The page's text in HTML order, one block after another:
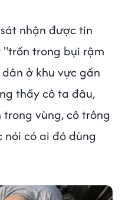
nhận được tin
trong bụi rậm
ở khu vực gần
thấy cô ta đâu,
vùng, cô trông
có ai đó dùng